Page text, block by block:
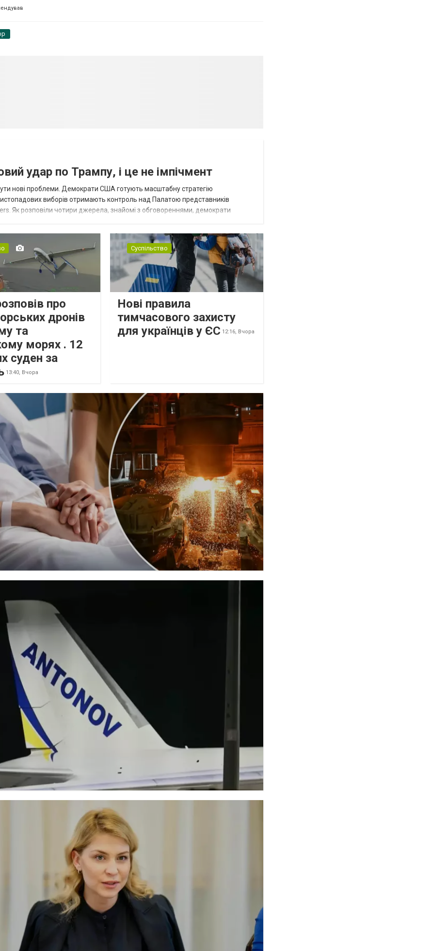
удар по Трампу, і це не імпічмент
нові проблеми. Демократи США готують масштабну стратегію
виборів отримають контроль над Палатою представників
Як розповіли чотири джерела, знайомі з обговореннями, демократи
про
дронів
та
морях . 12
суден за
13:40, Вчора
Суспільство
Нові правила
тимчасового захисту
для українців у ЄС 12:16, Вчора